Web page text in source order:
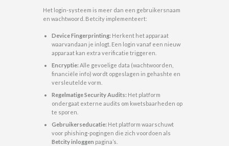
Het login-systeem is meer dan een gebruikersnaam
en wachtwoord. Betcity implementeert:
Device Fingerprinting: Herkent het apparaat
waarvandaan je inlogt. Een login vanaf een nieuw
apparaat kan extra verificatie triggeren.
Encryptie: Alle gevoelige data (wachtwoorden,
financiële info) wordt opgeslagen in gehashte en
versleutelde vorm.
Regelmatige Security Audits: Het platform
ondergaat externe audits om kwetsbaarheden op
te sporen.
Gebruikerseducatie: Het platform waarschuwt
voor phishing-pogingen die zich voordoen als
Betcity inloggen pagina’s.